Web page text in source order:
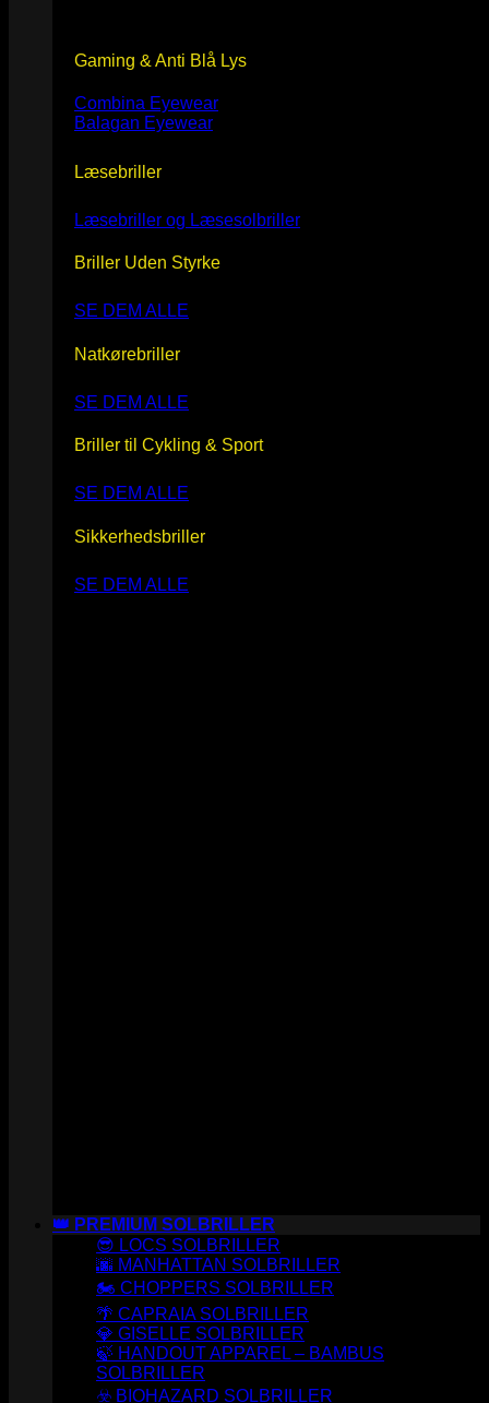
Gaming & Anti Blå Lys
Combina Eyewear
Balagan Eyewear
Læsebriller
Læsebriller og Læsesolbriller
Briller Uden Styrke
SE DEM ALLE
Natkørebriller
SE DEM ALLE
Briller til Cykling & Sport
SE DEM ALLE
Sikkerhedsbriller
SE DEM ALLE
👑 PREMIUM SOLBRILLER
😎 LOCS SOLBRILLER
🌆 MANHATTAN SOLBRILLER
🏍️ CHOPPERS SOLBRILLER
🌴 CAPRAIA SOLBRILLER
💎 GISELLE SOLBRILLER
🍃 HANDOUT APPAREL – BAMBUS
SOLBRILLER
☣️ BIOHAZARD SOLBRILLER